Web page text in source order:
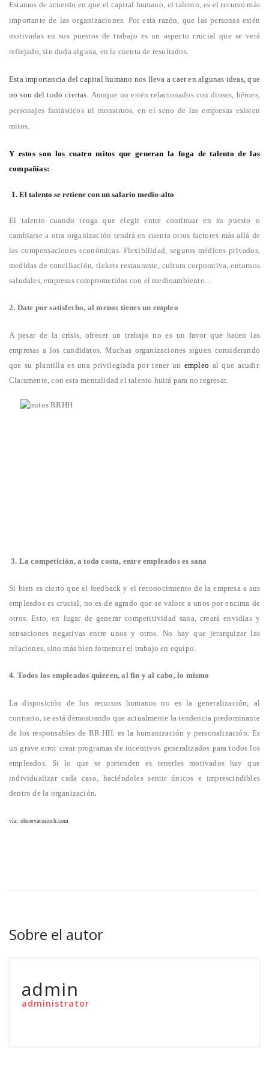
Estamos de acuerdo en que el capital humano, el talento, es el recurso más
importante de las organizaciones. Por esta razón, que las personas estén
motivadas en sus puestos de trabajo es un aspecto crucial que se verá
reflejado, sin duda alguna, en la cuenta de resultados.
Esta importancia del capital humano nos lleva a caer en algunas ideas, que
no son del todo ciertas. Aunque no estén relacionados con dioses, héroes,
personajes fantásticos ni monstruos, en el seno de las empresas existen
mitos.
Y estos son los cuatro mitos que generan la fuga de talento de las
compañías:
1. El talento se retiene con un salario medio-alto
El talento cuando tenga que elegir entre continuar en su puesto o
cambiarse a otra organización tendrá en cuenta otros factores más allá de
las compensaciones económicas. Flexibilidad, seguros médicos privados,
medidas de conciliación, tickets restaurante, cultura corporativa, entornos
saludales, empresas comprometidas con el medioambiente…
2. Date por satisfecho, al menos tienes un empleo
A pesar de la crisis, ofrecer un trabajo no es un favor que hacen las
empresas a los candidatos. Muchas organizaciones siguen considerando
que su plantilla es una privilegiada por tener un empleo al que acudir.
Claramente, con esta mentalidad el talento huirá para no regresar.
3. La competición, a toda costa, entre empleados es sana
Si bien es cierto que el feedback y el reconocimiento de la empresa a sus
empleados es crucial, no es de agrado que se valore a unos por encima de
otros. Esto, en lugar de generar competitividad sana, creará envidias y
sensaciones negativas entre unos y otros. No hay que jerarquizar las
relaciones, sino más bien fomentar el trabajo en equipo.
4. Todos los empleados quieren, al fin y al cabo, lo mismo
La disposición de los recursos humanos no es la generalización, al
contrario, se está demostrando que actualmente la tendencia predominante
de los responsables de RR.HH. es la humanización y personalización. Es
un grave error crear programas de incentivos generalizados para todos los
empleados. Si lo que se pretenden es tenerles motivados hay que
individualizar cada caso, haciéndoles sentir únicos e imprescindibles
dentro de la organización.
vía: observatoriorh.com
Sobre el autor
admin
administrator